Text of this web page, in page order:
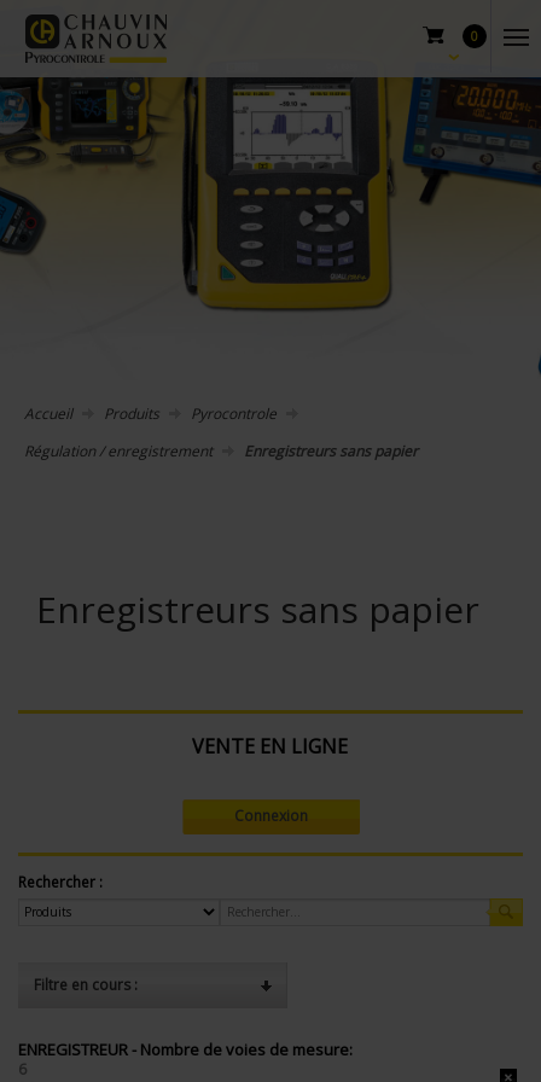
0
Accueil Produits
Pyrocontrole
Régulation / enregistrement
Enregistreurs sans papier
Enregistreurs sans papier
VENTE EN LIGNE
Connexion
Rechercher :
Filtre en cours :
ENREGISTREUR - Nombre de voies de mesure:
6